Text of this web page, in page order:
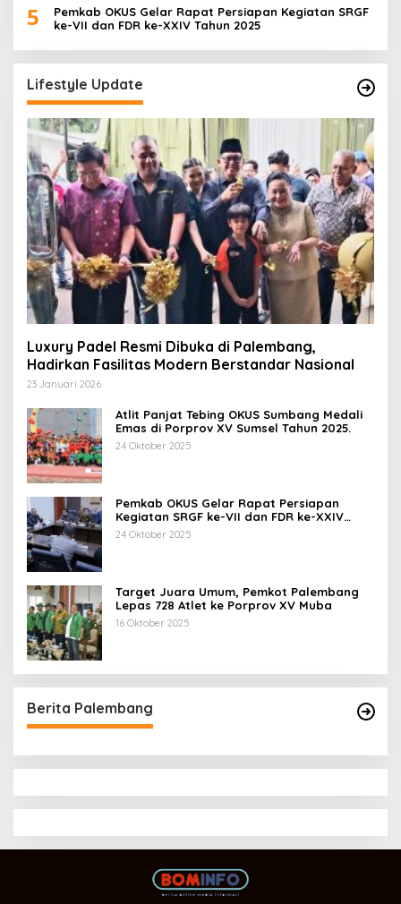
5
Pemkab OKUS Gelar Rapat Persiapan Kegiatan SRGF
ke-VII dan FDR ke-XXIV Tahun 2025
Lifestyle Update
Luxury Padel Resmi Dibuka di Palembang,
Hadirkan Fasilitas Modern Berstandar Nasional
23 Januari 2026
Atlit Panjat Tebing OKUS Sumbang Medali
Emas di Porprov XV Sumsel Tahun 2025.
24 Oktober 2025
Pemkab OKUS Gelar Rapat Persiapan
Kegiatan SRGF ke-VII dan FDR ke-XXIV
Tahun 2025
24 Oktober 2025
Target Juara Umum, Pemkot Palembang
Lepas 728 Atlet ke Porprov XV Muba
16 Oktober 2025
Berita Palembang